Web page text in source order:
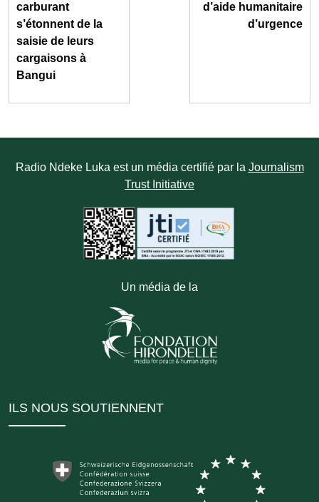
carburant
s’étonnent de la
saisie de leurs
cargaisons à
Bangui
d’aide humanitaire
d’urgence
Radio Ndeke Luka est un média certifié par la Journalism
Trust Initiative
Un média de la
ILS NOUS SOUTIENNENT